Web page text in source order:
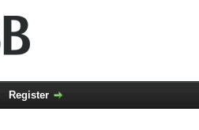
Register